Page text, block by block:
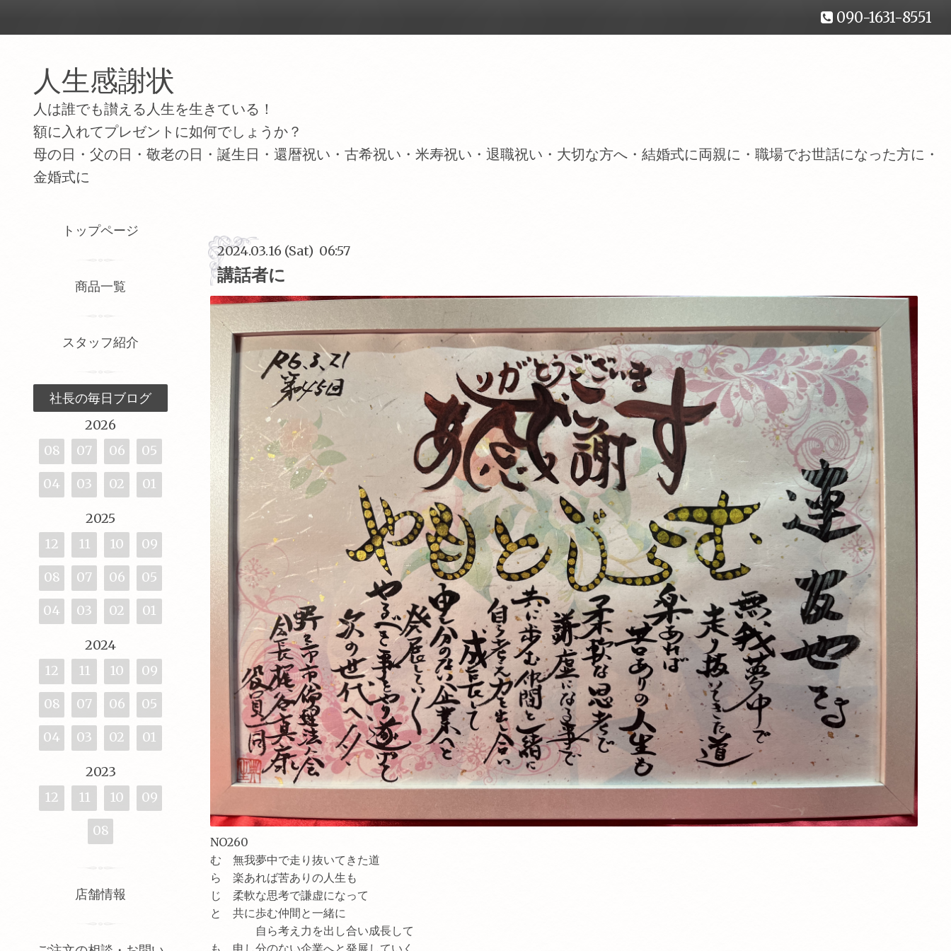
090-1631-8551
人生感謝状
人は誰でも讃える人生を生きている！
額に入れてプレゼントに如何でしょうか？
母の日・父の日・敬老の日・誕生日・還暦祝い・古希祝い・米寿祝い・退職祝い・大切な方へ・結婚式に両親に・職場でお世話になった方に・
金婚式に
2024.03.16 (Sat) 06:57
講話者に
NO260
む 無我夢中で走り抜いてきた道
ら 楽あれば苦ありの人生も
じ 柔軟な思考で謙虚になって
と 共に歩む仲間と一緒に
自ら考え力を出し合い成長して
も 申し分のない企業へと発展していく
トップページ
商品一覧
スタッフ紹介
社長の毎日ブログ
2026
08
07 06 05
04 03 02 01
2025
12
11 10 09
08 07 06 05
04 03 02 01
2024
12
11 10 09
08 07 06 05
04 03 02 01
2023
12
11 10 09
08
店舗情報